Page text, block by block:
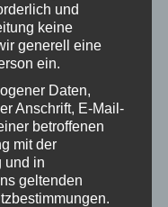
und
keine
generell eine
ein.
Daten,
Anschrift, E-Mail-
betroffenen
mit der
und in
geltenden